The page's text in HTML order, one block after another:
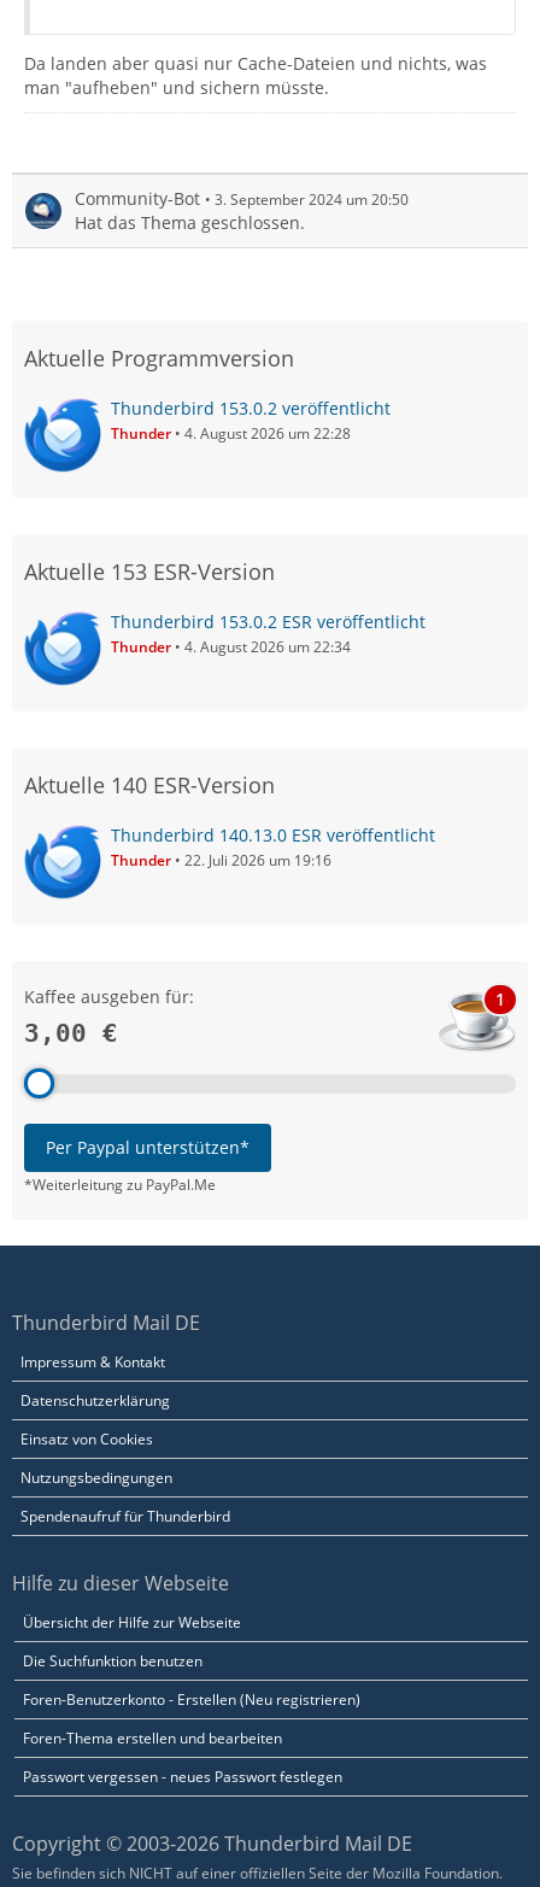
Da landen aber quasi nur Cache-Dateien und nichts, was
man "aufheben" und sichern müsste.
Community-Bot 3. September 2024 um 20:50
Hat das Thema geschlossen.
Aktuelle Programmversion
Thunderbird 153.0.2 veröffentlicht
Thunder 4. August 2026 um 22:28
Aktuelle 153 ESR-Version
Thunderbird 153.0.2 ESR veröffentlicht
Thunder 4. August 2026 um 22:34
Aktuelle 140 ESR-Version
Thunderbird 140.13.0 ESR veröffentlicht
Thunder 22. Juli 2026 um 19:16
Kaffee ausgeben für:
3,00 €
1
Per Paypal unterstützen*
*Weiterleitung zu PayPal.Me
Thunderbird Mail DE
Impressum & Kontakt
Datenschutzerklärung
Einsatz von Cookies
Nutzungsbedingungen
Spendenaufruf für Thunderbird
Hilfe zu dieser Webseite
Übersicht der Hilfe zur Webseite
Die Suchfunktion benutzen
Foren-Benutzerkonto - Erstellen (Neu registrieren)
Foren-Thema erstellen und bearbeiten
Passwort vergessen - neues Passwort festlegen
Copyright © 2003-2026 Thunderbird Mail DE
Sie befinden sich NICHT auf einer offiziellen Seite der Mozilla Foundation.